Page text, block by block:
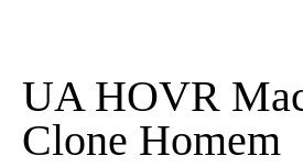
UA HOVR
Clone Homem